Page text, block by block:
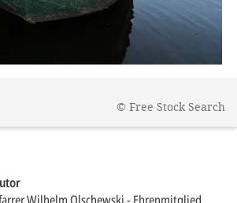
© Free Stock Search
den